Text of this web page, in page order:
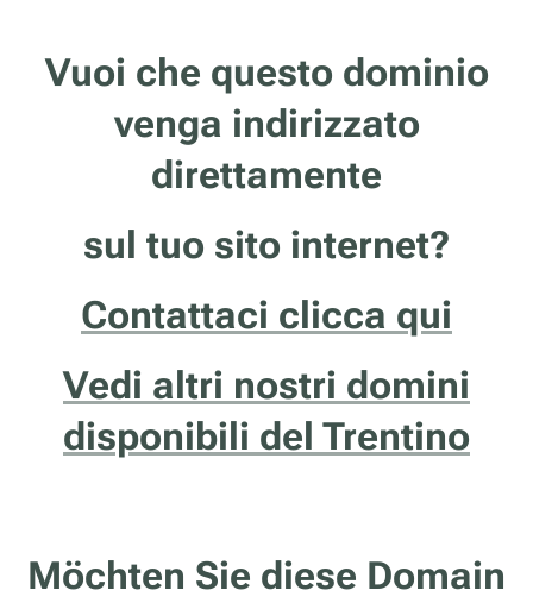
Vuoi che questo dominio
venga indirizzato
direttamente
sul tuo sito internet?
Contattaci clicca qui
Vedi altri nostri domini
disponibili del Trentino
Möchten Sie diese Domain